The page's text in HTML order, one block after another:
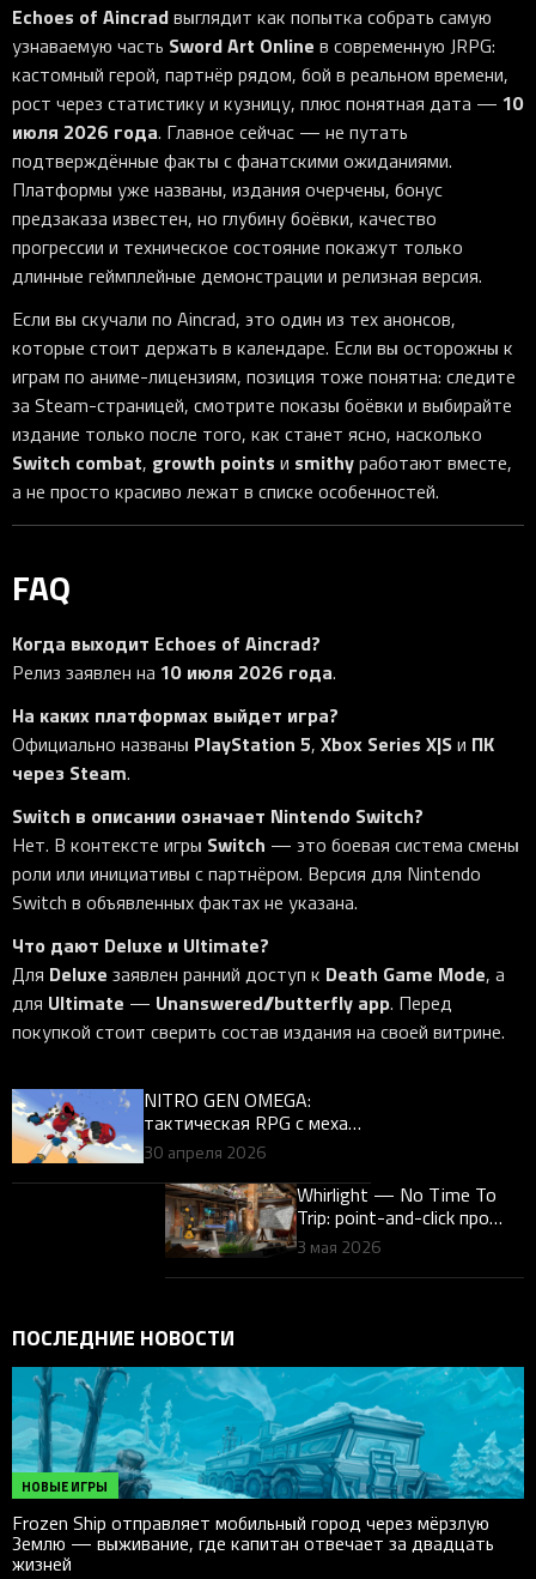
Echoes of Aincradвыглядит как попытка собрать самую
узнаваемую часть Sword Art Online в современную JRPG:
кастомный герой, партнёр рядом, бой в реальном времени,
рост через статистику и кузницу, плюс понятная дата — 10
июля 2026 года. Главное сейчас — не путать
подтверждённые факты с фанатскими ожиданиями.
Платформы уже названы, издания очерчены, бонус
предзаказа известен, но глубину боёвки, качество
прогрессии и техническое состояние покажут только
длинные геймплейные демонстрации и релизная версия.
Если вы скучали по Aincrad, это один из тех анонсов,
которые стоит держать в календаре. Если вы осторожны к
играм по аниме-лицензиям, позиция тоже понятна: следите
за Steam-страницей, смотрите показы боёвки и выбирайте
издание только после того, как станет ясно, насколько
Switch combat, growth points и smithyработают вместе,
а не просто красиво лежат в списке особенностей.
FAQ
Когда выходит Echoes of Aincrad?
Релиз заявлен на 10 июля 2026 года.
На каких платформах выйдет игра?
Официально названы PlayStation 5, Xbox Series X|Sи ПК
через Steam.
Switch в описании означает Nintendo Switch?
Нет. В контексте игры Switch — это боевая система смены
роли или инициативы с партнёром. Версия для Nintendo
Switch в объявленных фактах не указана.
Что дают Deluxe и Ultimate?
Для Deluxe заявлен ранний доступ к Death Game Mode, а
для Ultimate — Unanswered//butterfly app. Перед
покупкой стоит сверить состав издания на своей витрине.
NITRO GEN OMEGA:
тактическая RPG с мехами
к релизу 12 мая — жанр и
ожидания
30 апреля 2026
Whirlight — No Time To
Trip: point-and-click про
путешествия во времени к
3 мая 2026
ПОСЛЕДНИЕ НОВОСТИ
НОВЫЕ ИГРЫ
Frozen Ship отправляет мобильный город через мёрзлую
Землю — выживание, где капитан отвечает за двадцать
жизней